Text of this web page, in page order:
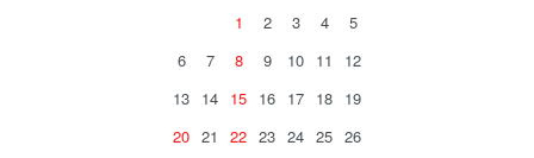
1
2 3 4
5
6
7 8 9 10 11
12
13 14 15 16 17 18 19
20 21 22 23 24 25 26